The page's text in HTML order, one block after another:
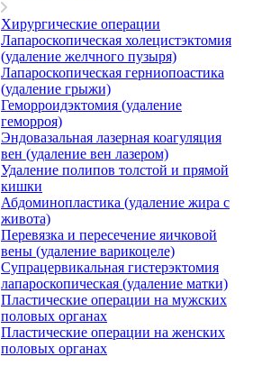
Хирургические операции
Лапароскопическая холецистэктомия
(удаление желчного пузыря)
Лапароскопическая герниопоастика
(удаление грыжи)
Геморроидэктомия (удаление
геморроя)
Эндовазальная лазерная коагуляция
вен (удаление вен лазером)
Удаление полипов толстой и прямой
кишки
Абдоминопластика (удаление жира с
живота)
Перевязка и пересечение яичковой
вены (удаление варикоцеле)
Супрацервикальная гистерэктомия
лапароскопическая (удаление матки)
Пластические операции на мужских
половых органах
Пластические операции на женских
половых органах